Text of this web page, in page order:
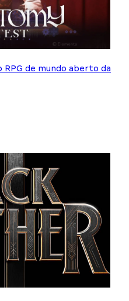
RPG de mundo aberto da